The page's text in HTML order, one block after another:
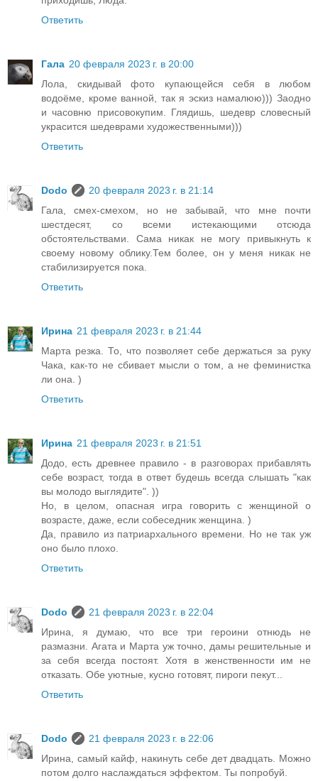
Ответить
Гала 20 февраля 2023 г. в 20:00
Лола, скидывай фото купающейся себя в любом
водоёме, кроме ванной, так я эскиз намалюю))) Заодно
и часовню присовокупим. Глядишь, шедевр словесный
украсится шедеврами художественными)))
Ответить
Dodo
20 февраля 2023 г. в 21:14
Гала, смех-смехом, но не забывай, что мне почти
шестдесят, со всеми истекающими отсюда
обстоятельствами. Сама никак не могу привыкнуть к
своему новому облику.Тем более, он у меня никак не
стабилизируется пока.
Ответить
Ирина 21 февраля 2023 г. в 21:44
Марта резка. То, что позволяет себе держаться за руку
Чака, как-то не сбивает мысли о том, а не феминистка
ли она. )
Ответить
Ирина 21 февраля 2023 г. в 21:51
Додо, есть древнее правило - в разговорах прибавлять
себе возраст, тогда в ответ будешь всегда слышать "как
вы молодо выглядите". ))
Но, в целом, опасная игра говорить с женщиной о
возрасте, даже, если собеседник женщина. )
Да, правило из патриархального времени. Но не так уж
оно было плохо.
Ответить
Dodo
21 февраля 2023 г. в 22:04
Ирина, я думаю, что все три героини отнюдь не
размазни. Агата и Марта уж точно, дамы решительные и
за себя всегда постоят. Хотя в женственности им не
отказать. Обе уютные, кусно готовят, пироги пекут...
Ответить
Dodo
21 февраля 2023 г. в 22:06
Ирина, самый кайф, накинуть себе дет двадцать. Можно
потом долго наслаждаться эффектом. Ты попробуй.